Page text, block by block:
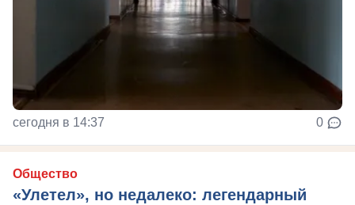
сегодня в 14:37 0
Общество
«Улетел», но недалеко: легендарный